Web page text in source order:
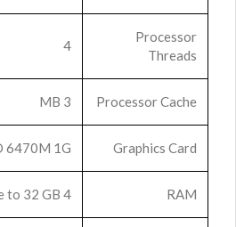
Processor
Threads
4
Processor Cache
3 MB
Graphics Card
6470M 1G
RAM
4 GB, upgradable to 32 GB